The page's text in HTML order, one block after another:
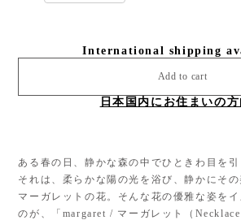
International shipping
Add to cart
日本国内にお住まいの
ある春の日、静かな森の中でひときわ目を引
それは、柔らかな陽の光を浴び、静かにそ
マーガレットの花。そんな花の優雅な姿を
のが、「margaret / マーガレット（Necklace